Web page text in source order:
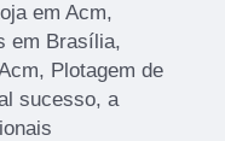
em Acm,
em Brasília,
Plotagem de
sucesso, a